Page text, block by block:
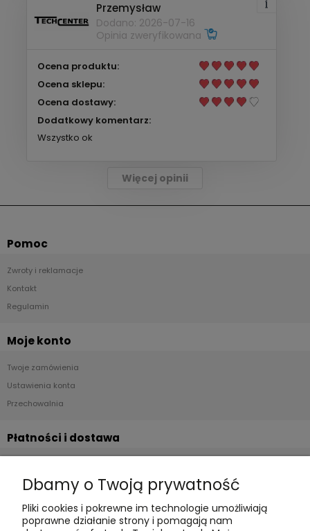
Przemysław
Dodano: 2026-07-16
Opinia zweryfikowana
Ocena produktu:
Ocena sklepu:
Ocena dostawy:
Dodatkowy komentarz:
Wszystko ok
Więcej opinii
Pomoc
Zwroty i reklamacje
Kontakt
Regulamin
Moje konto
Twoje zamówienia
Ustawienia konta
Przechowalnia
Płatności i dostawa
Czas realizacji i koszty dostawy
Informacje
Dbamy o Twoją prywatność
Pliki cookies i pokrewne im technologie umożliwiają
poprawne działanie strony i pomagają nam